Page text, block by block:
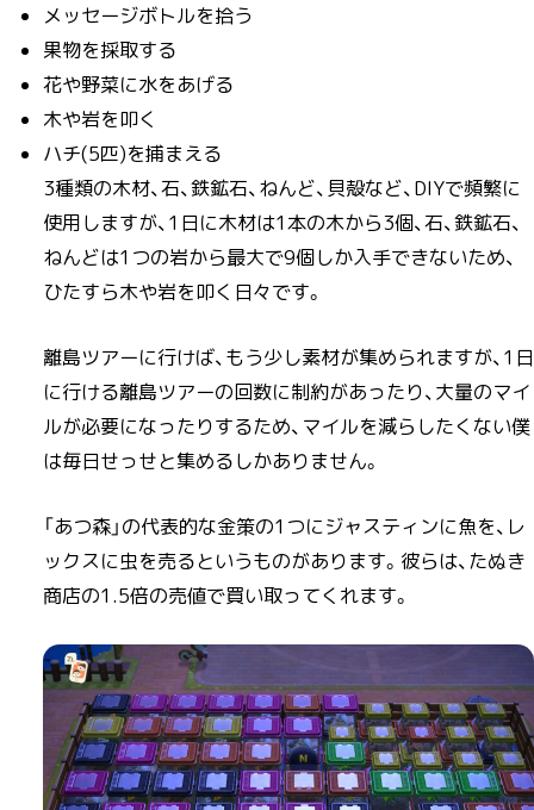
メッセージボトルを拾う
果物を採取する
花や野菜に水をあげる
木や岩を叩く
ハチ(5匹)を捕まえる
3種類の木材、石、鉄鉱石、ねんど、貝殻など、DIYで頻繁に
使用しますが、1日に木材は1本の木から3個、石、鉄鉱石、
ねんどは1つの岩から最大で9個しか入手できないため、
ひたすら木や岩を叩く日々です。
離島ツアーに行けば、もう少し素材が集められますが、1日
に行ける離島ツアーの回数に制約があったり、大量のマイ
ルが必要になったりするため、マイルを減らしたくない僕
は毎日せっせと集めるしかありません。
「あつ森」の代表的な金策の1つにジャスティンに魚を、レ
ックスに虫を売るというものがあります。彼らは、たぬき
商店の1.5倍の売値で買い取ってくれます。